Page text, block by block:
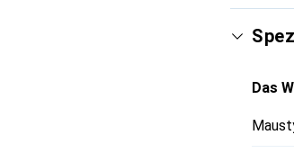
Das